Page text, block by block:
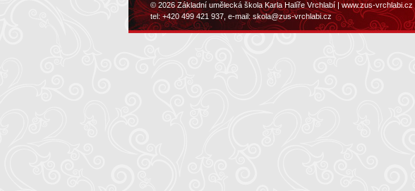
© 2026 Základní umělecká škola Karla Halíře Vrchlabí |www.zus-vrchlabi.cz
tel: +420 499 421 937, e-mail:skola@zus-vrchlabi.cz